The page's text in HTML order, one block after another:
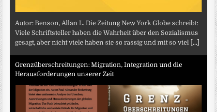
Autor: Benson, Allan L. Die Zeitung New York Globe schreibt:
Viele Schriftsteller haben die Wahrheit über den Sozialismus
gesagt, aber nicht viele haben sie so rassig und mit so viel
[...]
Grenzüberschreitungen: Migration, Integration und die
Herausforderungen unserer Zeit